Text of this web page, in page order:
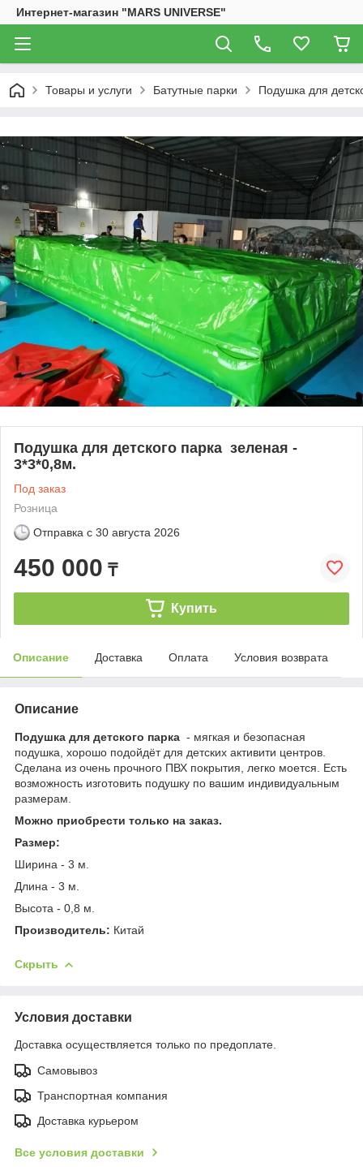
Интернет-магазин "MARS UNIVERSE"
Товары и услуги Батутные парки Подушка для
Подушка для детского парка зеленая -
3*3*0,8м.
Под заказ
Розница
Отправка с 30 августа 2026
450 000 ₸
Купить
Описание Доставка Оплата Условия возврата
Описание
Подушка для детского парка - мягкая и безопасная
подушка, хорошо подойдёт для детских активити центров.
Сделана из очень прочного ПВХ покрытия, легко моется. Есть
возможность изготовить подушку по вашим индивидуальным
размерам.
Можно приобрести только на заказ.
Размер:
Ширина - 3 м.
Длина - 3 м.
Высота - 0,8 м.
Производитель: Китай
Скрыть
Условия доставки
Доставка осуществляется только по предоплате.
Самовывоз
Транспортная компания
Доставка курьером
Все условия доставки